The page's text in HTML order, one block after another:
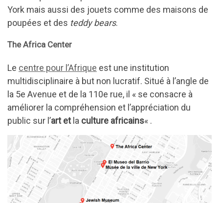
York mais aussi des jouets comme des maisons de
poupées et des teddy bears.
The Africa Center
Le centre pour l’Afrique est une institution
multidisciplinaire à but non lucratif. Situé à l’angle de
la 5e Avenue et de la 110e rue, il « se consacre à
améliorer la compréhension et l’appréciation du
public sur l’art etla culture africains« .